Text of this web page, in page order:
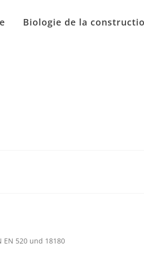
Biologie de la
EN 520 und 18180